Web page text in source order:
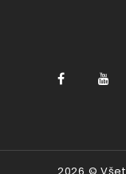
2026 ©